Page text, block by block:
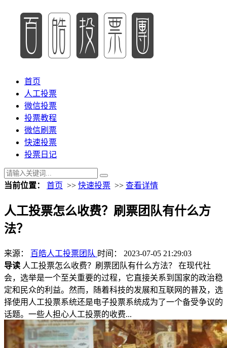
首页
人工投票
微信投票
投票教程
微信刷票
快速投票
投票日记
当前位置： 首页 >> 快速投票 >> 查看详情
人工投票怎么收费？刷票团队有什么方
法？
来源： 百皓人工投票团队 时间： 2023-07-05 21:29:03
导读 人工投票怎么收费？刷票团队有什么方法？ 在现代社
会，选举是一个至关重要的过程，它直接关系到国家的政治稳
定和民众的利益。然而，随着科技的发展和互联网的普及，选
择使用人工投票系统还是电子投票系统成为了一个备受争议的
话题。一些人担心人工投票的收费...